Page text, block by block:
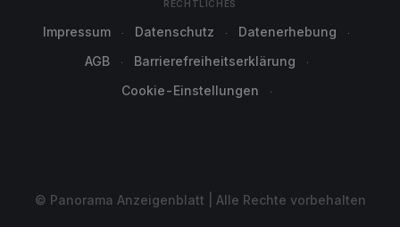
RECHTLICHES
Impressum Datenschutz
Datenerhebung
AGB
Barrierefreiheitserklärung
Cookie-Einstellungen
© Panorama Anzeigenblatt | Alle Rechte vorbehalten